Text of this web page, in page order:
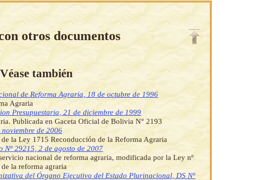
otros documentos
Véase también
de Reforma Agraria, 18 de octubre de 1996
Agraria
Presupuestaria, 21 de diciembre de 1999
Publicada en Gaceta Oficial de Bolivia N° 2193
de 2006
la Ley 1715 Reconducción de la Reforma Agraria
Nº 29215, 2 de agosto de 2007
nacional de reforma agraria, modificada por la Ley nº
la reforma agraria
del Órgano Ejecutivo del Estado Plurinacional, DS Nº